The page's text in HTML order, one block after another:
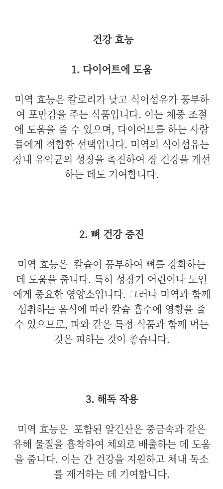
건강 효능
1. 다이어트에 도움
미역 효능은 칼로리가 낮고 식이섬유가 풍부하
여 포만감을 주는 식품입니다. 이는 체중 조절
에 도움을 줄 수 있으며, 다이어트를 하는 사람
들에게 적합한 선택입니다. 미역의 식이섬유는
장내 유익균의 성장을 촉진하여 장 건강을 개선
하는 데도 기여합니다.
2. 뼈 건강 증진
미역 효능은 칼슘이 풍부하여 뼈를 강화하는
데 도움을 줍니다. 특히 성장기 어린이나 노인
에게 중요한 영양소입니다. 그러나 미역과 함께
섭취하는 음식에 따라 칼슘 흡수에 영향을 줄
수 있으므로, 파와 같은 특정 식품과 함께 먹는
것은 피하는 것이 좋습니다.
3. 해독 작용
미역 효능은 포함된 알긴산은 중금속과 같은
유해 물질을 흡착하여 체외로 배출하는 데 도움
을 줍니다. 이는 간 건강을 지원하고 체내 독소
를 제거하는 데 기여합니다.